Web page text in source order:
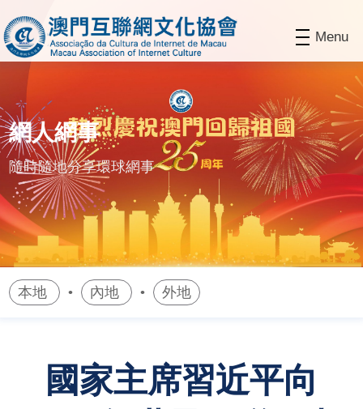
Menu
網人網事
隨時隨地分享環球網事
本地 • 內地 • 外地
國家主席習近平向